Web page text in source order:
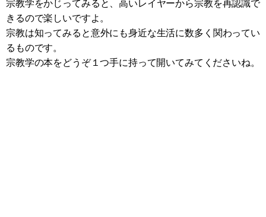
宗教学をかじってみると、高いレイヤーから宗教を再認識で
きるので楽しいですよ。
宗教は知ってみると意外にも身近な生活に数多く関わってい
るものです。
宗教学の本をどうぞ１つ手に持って開いてみてくださいね。